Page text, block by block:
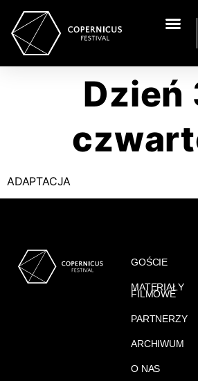
Dzień
ADAPTACJA
GOŚCIE
MATERIAŁY
FILMOWE
PARTNERZY
ARCHIWUM
O NAS